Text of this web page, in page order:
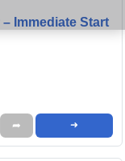
Immediate Start
➦ ➜